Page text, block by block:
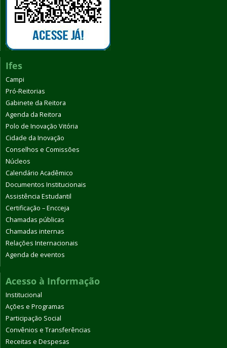
Ifes
Campi
Pró-Reitorias
Gabinete da Reitora
Agenda da Reitora
Polo de Inovação Vitória
Cidade da Inovação
Conselhos e Comissões
Núcleos
Calendário Acadêmico
Documentos Institucionais
Assistência Estudantil
Certificação – Encceja
Chamadas públicas
Chamadas internas
Relações Internacionais
Agenda de eventos
Acesso à Informação
Institucional
Ações e Programas
Participação Social
Convênios e Transferências
Receitas e Despesas